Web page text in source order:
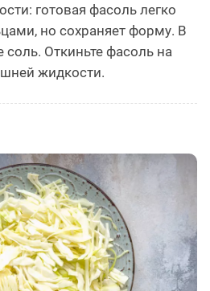
готовая фасоль легко
но сохраняет форму. В
соль. Откиньте фасоль на
жидкости.